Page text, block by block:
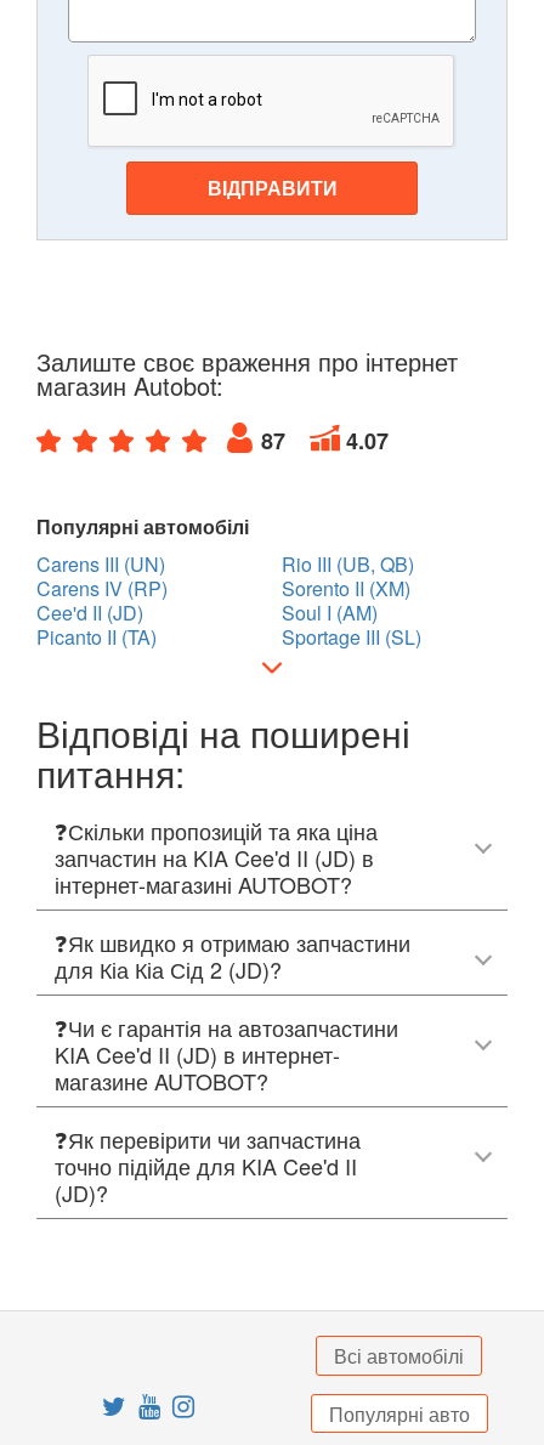
ВІДПРАВИТИ
Залиште своє враження про інтернет
магазин Autobot:
87 4.07
Популярні автомобілі
Carens III (UN)
Carens IV (RP)
Cee'd II (JD)
Picanto II (TA)
Rio III (UB, QB)
Sorento II (XM)
Soul I (AM)
Sportage III (SL)
Відповіді на поширені
питання:
❓Скільки пропозицій та яка ціна
запчастин на KIA Cee'd II (JD) в
інтернет-магазині AUTOBOT?
❓Як швидко я отримаю запчастини
для Кіа Кіа Сід 2 (JD)?
❓Чи є гарантія на автозапчастини
KIA Cee'd II (JD) в интернет-
магазине AUTOBOT?
❓Як перевірити чи запчастина
точно підійде для KIA Cee'd II
(JD)?
Всі автомобілі
Популярні авто